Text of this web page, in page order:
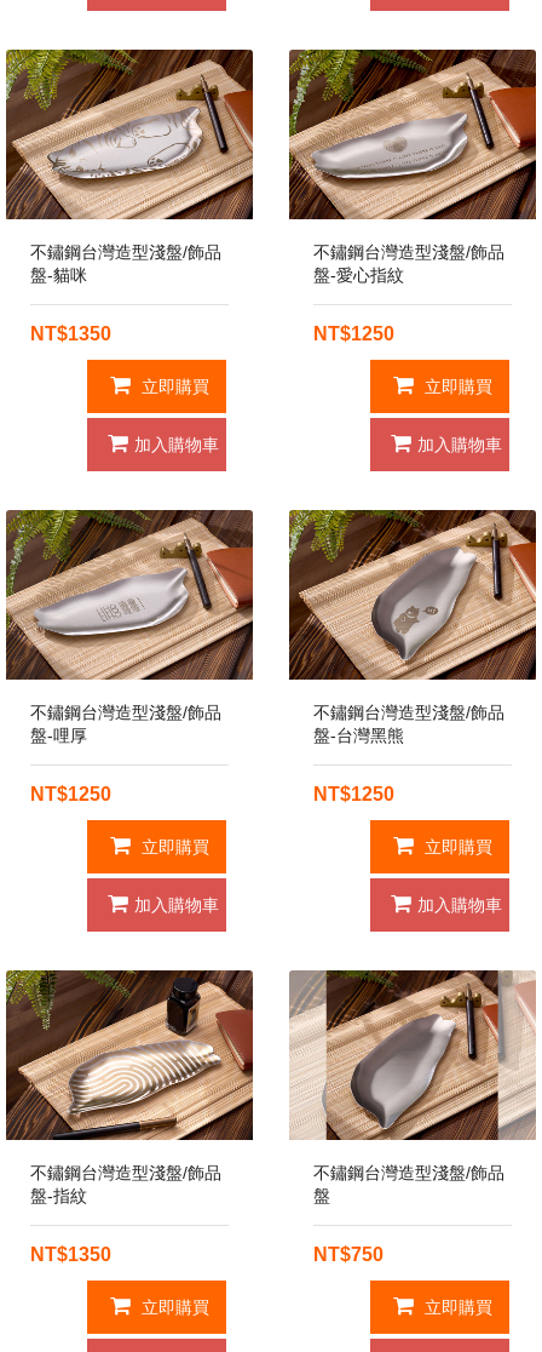
不鏽鋼台灣造型淺盤/飾品
盤-貓咪
NT$1350
立即購買
加入購物車
不鏽鋼台灣造型淺盤/飾品
盤-愛心指紋
NT$1250
立即購買
加入購物車
不鏽鋼台灣造型淺盤/飾品
盤-哩厚
NT$1250
立即購買
加入購物車
不鏽鋼台灣造型淺盤/飾品
盤-台灣黑熊
NT$1250
立即購買
加入購物車
不鏽鋼台灣造型淺盤/飾品
盤-指紋
NT$1350
立即購買
不鏽鋼台灣造型淺盤/飾品
盤
NT$750
立即購買